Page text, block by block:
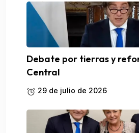
Debate por tierras y
Central
29 de julio de 2026